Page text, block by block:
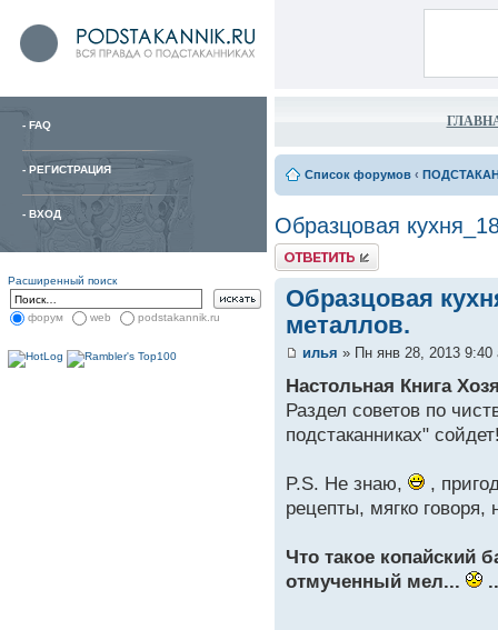
- FAQ
- РЕГИСТРАЦИЯ
- ВХОД
Расширенный поиск
форум web podstakannik.ru
Список форумов ‹
Образцовая
Образцовая
металлов.
илья » Пн янв 28, 2013 9:40
Настольная Книга
Раздел советов по
подстаканниках"
P.S. Не знаю,
,
рецепты, мягко говоря,
Что такое копайский
отмученный мел...